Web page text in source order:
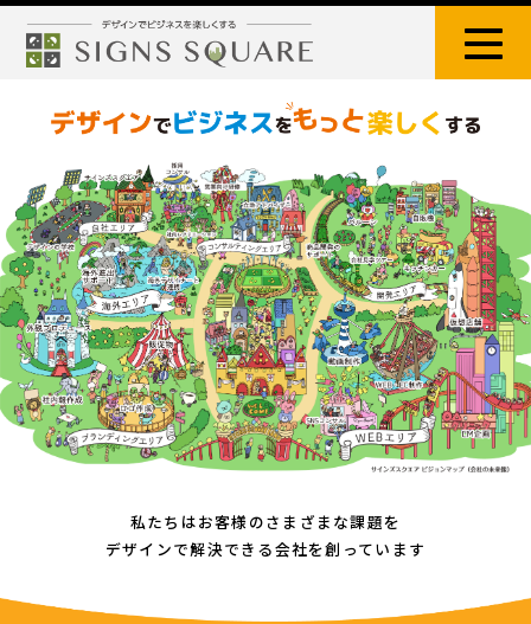
私たちはお客様のさまざまな課題を
デザインで解決できる会社を創っています